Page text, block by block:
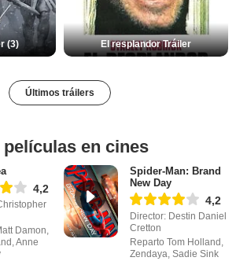
(3) El resplandor Tráiler
Últimos tráilers
en cines
4,2
Damon,
Anne
Spider-Man: Brand
New Day
4,2
Director: Destin Daniel
Cretton
Reparto Tom Holland,
Zendaya, Sadie Sink